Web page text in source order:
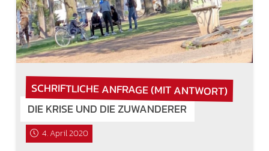
SCHRIFTLICHE ANFRAGE (MIT ANTWORT)
DIE KRISE UND DIE ZUWANDERER
4. April 2020